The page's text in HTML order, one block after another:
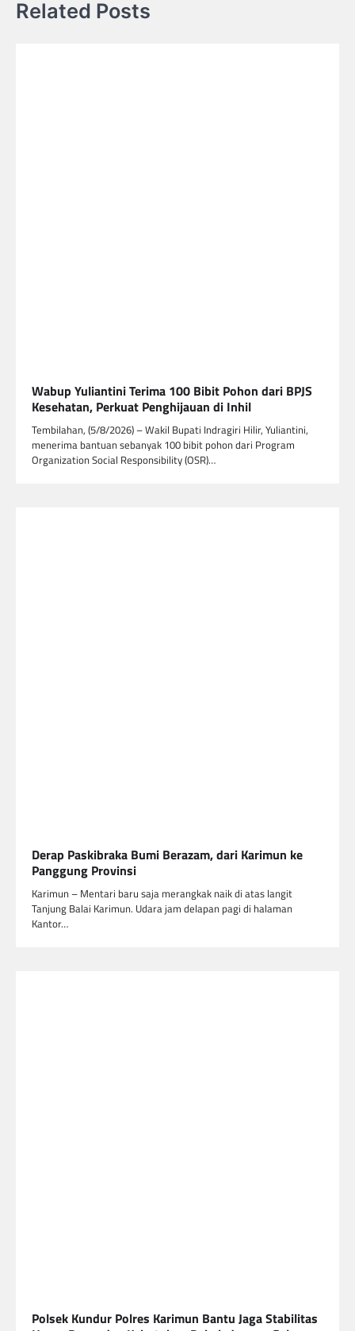
Related Posts
Wabup Yuliantini Terima 100 Bibit Pohon dari BPJS
Kesehatan, Perkuat Penghijauan di Inhil
Tembilahan, (5/8/2026) – Wakil Bupati Indragiri Hilir, Yuliantini,
menerima bantuan sebanyak 100 bibit pohon dari Program
Organization Social Responsibility (OSR)…
Derap Paskibraka Bumi Berazam, dari Karimun ke
Panggung Provinsi
Karimun – Mentari baru saja merangkak naik di atas langit
Tanjung Balai Karimun. Udara jam delapan pagi di halaman
Kantor…
Polsek Kundur Polres Karimun Bantu Jaga Stabilitas